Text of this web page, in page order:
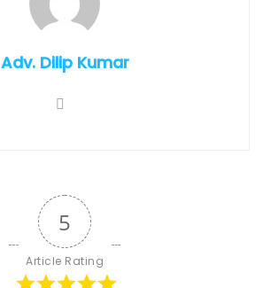
Adv. Dilip Kumar
5
Article Rating